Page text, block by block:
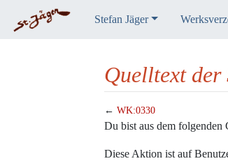
Stefan Jäger
Quelltext der
← WK:0330
Wechseln zu:Navigation,
Du bist aus dem folgenden
Diese Aktion ist auf